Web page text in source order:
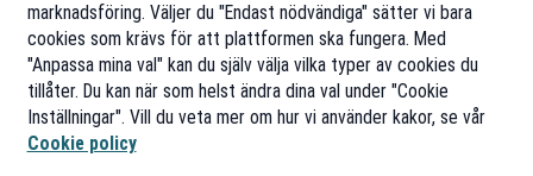
marknadsföring. Väljer du "Endast nödvändiga" sätter vi bara
cookies som krävs för att plattformen ska fungera. Med
"Anpassa mina val" kan du själv välja vilka typer av cookies du
tillåter. Du kan när som helst ändra dina val under "Cookie
Inställningar". Vill du veta mer om hur vi använder kakor, se vår
Cookie policy